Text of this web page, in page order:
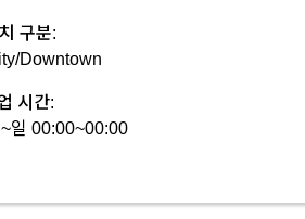
구분:
Downtown
시간:
일 00:00~00:00